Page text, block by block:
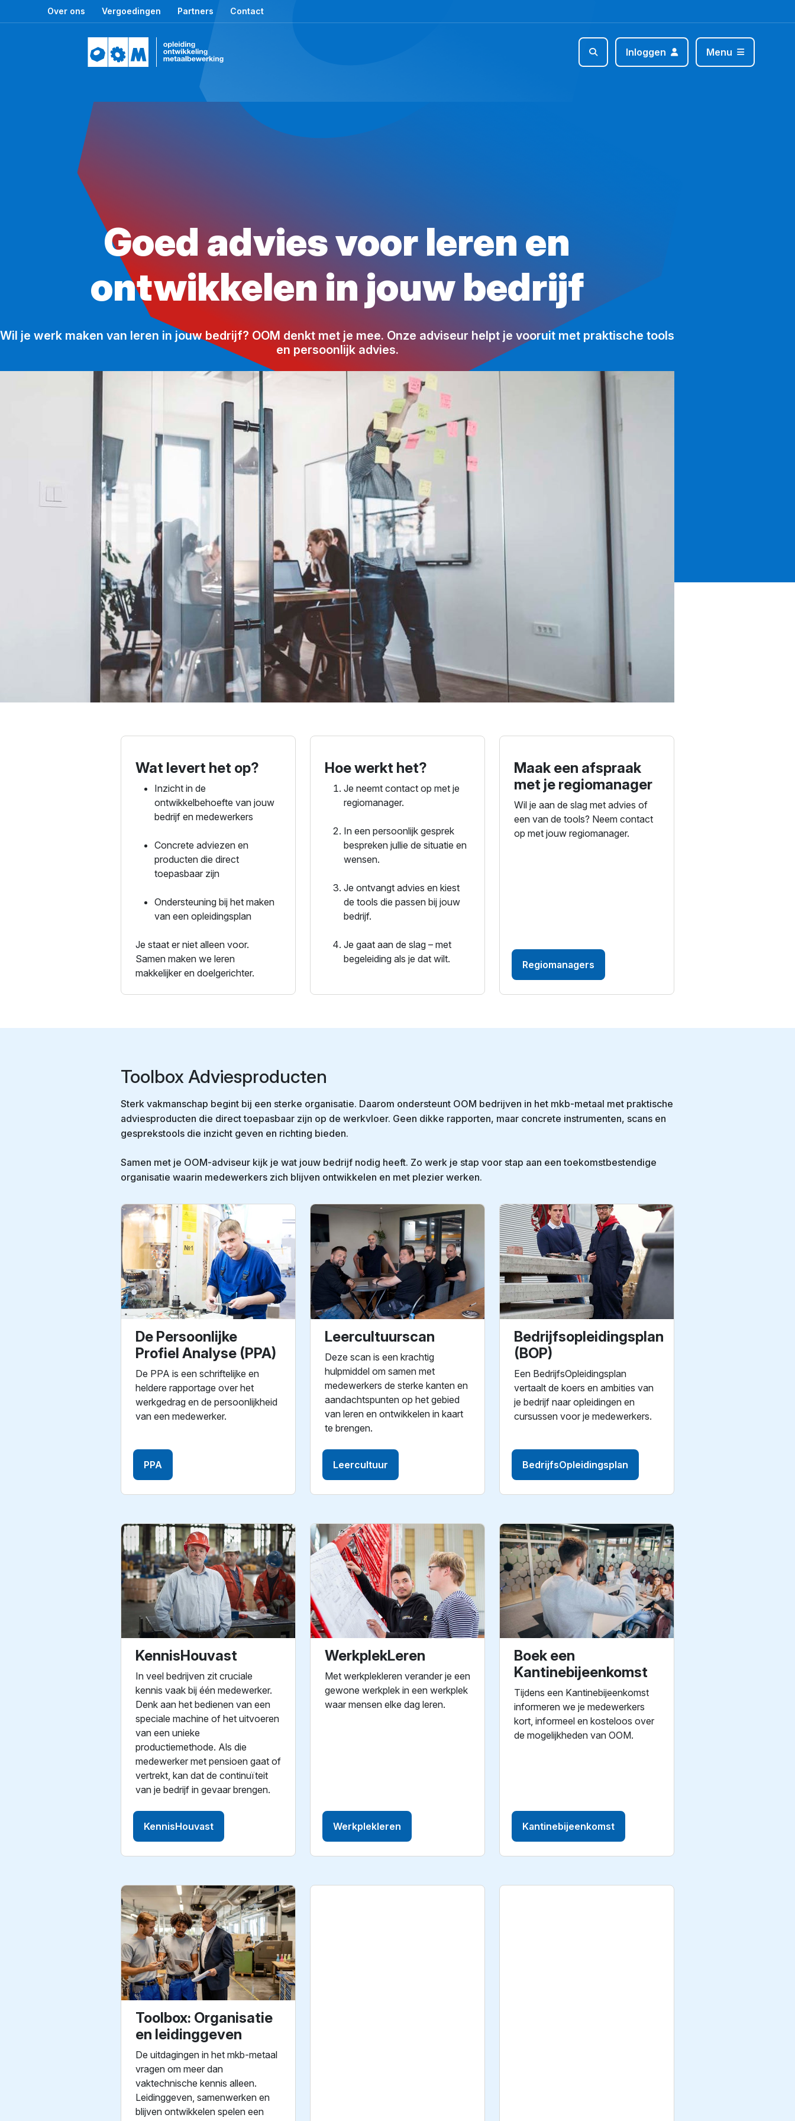
Over ons Vergoedingen Partners Contact
Inloggen Menu
Goed advies voor leren en
ontwikkelen in jouw bedrijf
Wil je werk maken van leren in jouw bedrijf? OOM denkt met je mee. Onze adviseur helpt je vooruit met praktische tools
en persoonlijk advies.
Wat levert het op?
Inzicht in de
ontwikkelbehoefte van jouw
bedrijf en medewerkers
Concrete adviezen en
producten die direct
toepasbaar zijn
Ondersteuning bij het maken
van een opleidingsplan
Je staat er niet alleen voor.
Samen maken we leren
makkelijker en doelgerichter.
Hoe werkt het?
Je neemt contact op met je
regiomanager.
In een persoonlijk gesprek
bespreken jullie de situatie en
wensen.
Je ontvangt advies en kiest
de tools die passen bij jouw
bedrijf.
Je gaat aan de slag – met
begeleiding als je dat wilt.
Maak een afspraak
met je regiomanager
Wil je aan de slag met advies of
een van de tools? Neem contact
op met jouw regiomanager.
Regiomanagers
Toolbox Adviesproducten
Sterk vakmanschap begint bij een sterke organisatie. Daarom ondersteunt OOM bedrijven in het mkb-metaal met praktische
adviesproducten die direct toepasbaar zijn op de werkvloer. Geen dikke rapporten, maar concrete instrumenten, scans en
gesprekstools die inzicht geven en richting bieden.
Samen met je OOM-adviseur kijk je wat jouw bedrijf nodig heeft. Zo werk je stap voor stap aan een toekomstbestendige
organisatie waarin medewerkers zich blijven ontwikkelen en met plezier werken.
De Persoonlijke
Profiel Analyse (PPA)
De PPA is een schriftelijke en
heldere rapportage over het
werkgedrag en de persoonlijkheid
van een medewerker.
PPA
Leercultuurscan
Deze scan is een krachtig
hulpmiddel om samen met
medewerkers de sterke kanten en
aandachtspunten op het gebied
van leren en ontwikkelen in kaart
te brengen.
Leercultuur
Bedrijfsopleidingsplan
(BOP)
Een BedrijfsOpleidingsplan
vertaalt de koers en ambities van
je bedrijf naar opleidingen en
cursussen voor je medewerkers.
BedrijfsOpleidingsplan
KennisHouvast
In veel bedrijven zit cruciale
kennis vaak bij één medewerker.
Denk aan het bedienen van een
speciale machine of het uitvoeren
van een unieke
productiemethode. Als die
medewerker met pensioen gaat of
vertrekt, kan dat de continuïteit
van je bedrijf in gevaar brengen.
KennisHouvast
WerkplekLeren
Met werkplekleren verander je een
gewone werkplek in een werkplek
waar mensen elke dag leren.
Werkplekleren
Boek een
Kantinebijeenkomst
Tijdens een Kantinebijeenkomst
informeren we je medewerkers
kort, informeel en kosteloos over
de mogelijkheden van OOM.
Kantinebijeenkomst
Toolbox: Organisatie
en leidinggeven
De uitdagingen in het mkb-metaal
vragen om meer dan
vaktechnische kennis alleen.
Leidinggeven, samenwerken en
blijven ontwikkelen spelen een